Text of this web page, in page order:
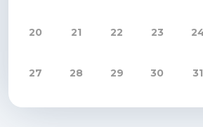
20 21 22 23
27 28 29 30 31